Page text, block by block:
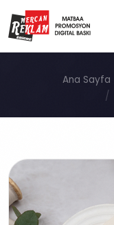
Ana Sayfa